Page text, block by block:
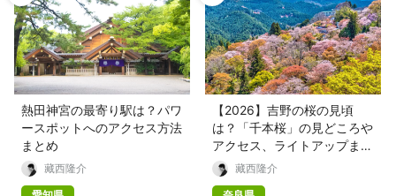
熱田神宮の最寄り駅は？パワ
ースポットへのアクセス方法
まとめ
藏西隆介
【2026】吉野の桜の見頃
は？「千本桜」の見どころや
アクセス、ライトアップまと
め
藏西隆介